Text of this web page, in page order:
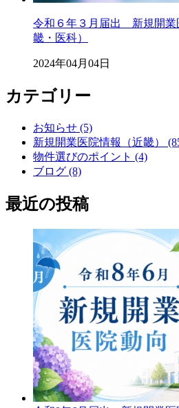
令和６年３月届出 新規開業
畿・医科）
2024年04月04日
カテゴリー
お知らせ (5)
新規開業医院情報（近畿）
物件選びのポイント (4)
ブログ (8)
最近の投稿